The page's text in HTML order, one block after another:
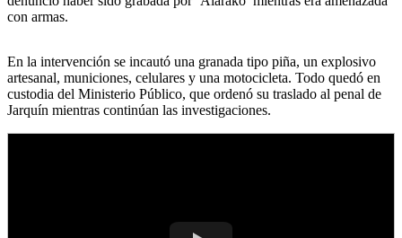
con armas.
En la intervención se incautó una granada tipo piña, un explosivo
artesanal, municiones, celulares y una motocicleta. Todo quedó en
custodia del Ministerio Público, que ordenó su traslado al penal de
Jarquín mientras continúan las investigaciones.